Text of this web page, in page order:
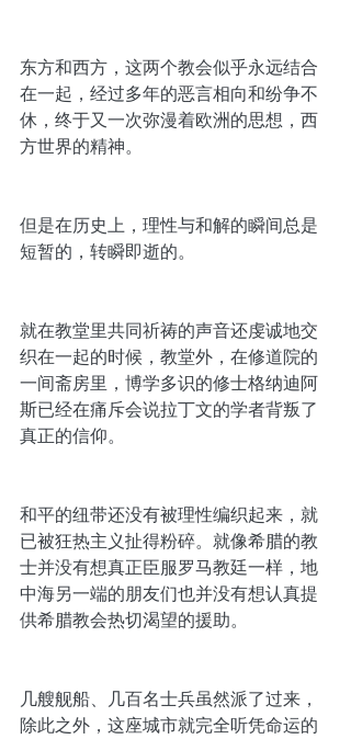
东方和西方，这两个教会似乎永远结合
在一起，经过多年的恶言相向和纷争不
休，终于又一次弥漫着欧洲的思想，西
方世界的精神。
但是在历史上，理性与和解的瞬间总是
短暂的，转瞬即逝的。
就在教堂里共同祈祷的声音还虔诚地交
织在一起的时候，教堂外，在修道院的
一间斋房里，博学多识的修士格纳迪阿
斯已经在痛斥会说拉丁文的学者背叛了
真正的信仰。
和平的纽带还没有被理性编织起来，就
已被狂热主义扯得粉碎。就像希腊的教
士并没有想真正臣服罗马教廷一样，地
中海另一端的朋友们也并没有想认真提
供希腊教会热切渴望的援助。
几艘舰船、几百名士兵虽然派了过来，
除此之外，这座城市就完全听凭命运的